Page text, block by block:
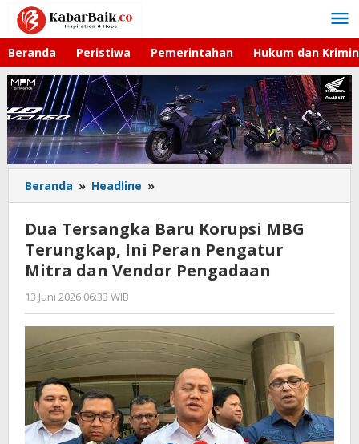
Lewati
konten
Beranda Peristiwa Pemerintahan Hukum dan
Beranda » Headline »
Tersangka
Korupsi
MBG
Terungkap,
Mitra
dan
Vendor
Pengadaan
Dua Tersangka Baru Korupsi MBG
Terungkap, Ini Peran Pengatur
Mitra dan Vendor Pengadaan
13 Juni 2026 06:33 WIB
Hardy